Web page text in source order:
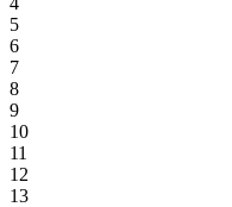
5
6
7
8
9
10
11
12
13